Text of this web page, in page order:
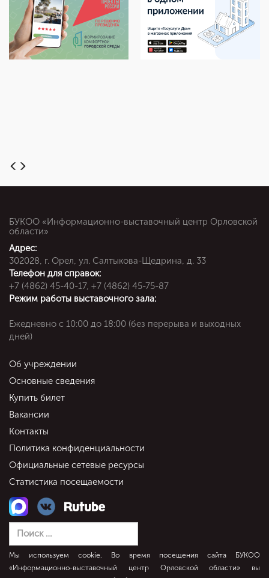
БУКОО «Информационно-выставочный центр Орловской
области»
Адрес:
302028, г. Орел, ул. Салтыкова-Щедрина, д. 33
Телефон для справок:
+7 (4862) 45-40-17, +7 (4862) 45-75-87
Режим работы выставочного зала:
Ежедневно c 10:00 до 18:00 (без перерыва и выходных
дней)
Об учреждении
Основные сведения
Купить билет
Вакансии
Контакты
Политика конфиденциальности
Официальные сетевые ресурсы
Статистика посещаемости
Мы используем cookie. Во время посещения сайта БУКОО
«Информационно-выставочный центр Орловской области» вы